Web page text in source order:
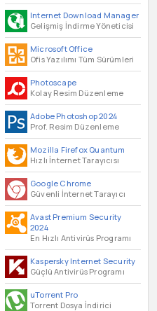
Internet Download Manager
Gelişmiş İndirme Yöneticisi
Microsoft Office
Ofis Yazılımı Tüm Sürümleri
Photoscape
Kolay Resim Düzenleme
Adobe Photoshop 2024
Prof. Resim Düzenleme
Mozilla Firefox Quantum
Hızlı İnternet Tarayıcısı
Google Chrome
Güvenli İnternet Tarayıcı
Avast Premium Security
2024
En Hızlı Antivirüs Programı
Kaspersky Internet Security
Güçlü Antivirüs Programı
uTorrent Pro
Torrent Dosya İndirici